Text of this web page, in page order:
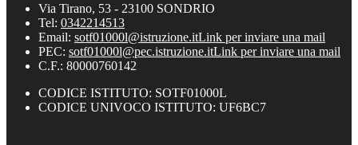
Via Tirano, 53 - 23100 SONDRIO
Tel: 0342214513
Email: sotf01000l@istruzione.itLink per inviare una mail
PEC: sotf01000l@pec.istruzione.itLink per inviare una mail
C.F.: 80000760142
CODICE ISTITUTO: SOTF01000L
CODICE UNIVOCO ISTITUTO: UF6BC7